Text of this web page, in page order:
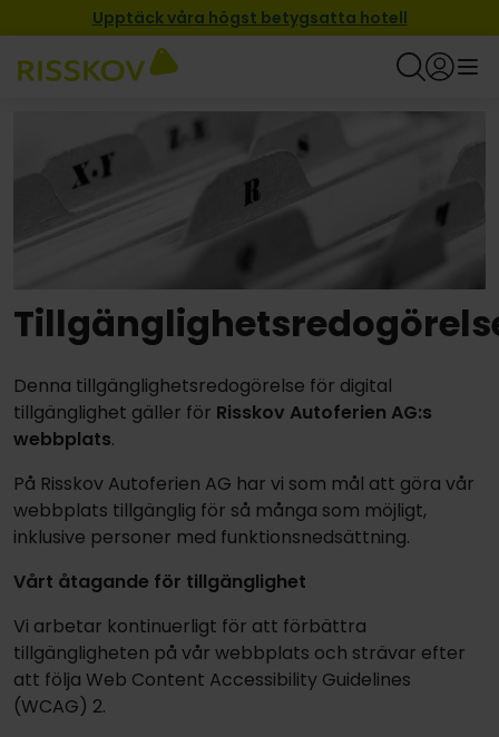
Upptäck våra högst betygsatta hotell
Denna tillgänglighetsredogörelse för digital
tillgänglighet gäller för Risskov Autoferien AG:s
webbplats.
På Risskov Autoferien AG har vi som mål att göra vår
webbplats tillgänglig för så många som möjligt,
inklusive personer med funktionsnedsättning.
Vårt åtagande för tillgänglighet
Vi arbetar kontinuerligt för att förbättra
tillgängligheten på vår webbplats och strävar efter
att följa Web Content Accessibility Guidelines
(WCAG) 2.